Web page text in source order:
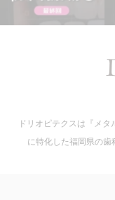
ドリオピテクスは『メタ
に特化した福岡県の歯